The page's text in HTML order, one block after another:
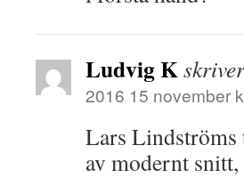
Ludvig K
2016 15 november
Lars Lindströms
av modernt